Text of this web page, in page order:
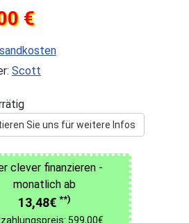
€
Scott
Sie uns für weitere Infos
clever finanzieren -
monatlich ab
13,48€ **)
599,00€